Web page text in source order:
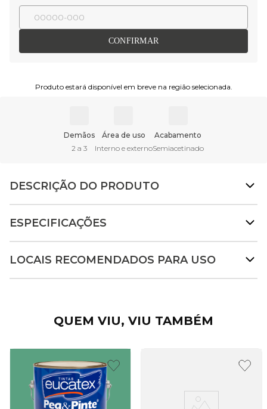
CONFIRMAR
Produto estará disponível em breve na região selecionada.
Demãos
2 a 3
Área de uso
Interno e externo
Acabamento
Semiacetinado
DESCRIÇÃO DO PRODUTO
ESPECIFICAÇÕES
LOCAIS RECOMENDADOS PARA USO
QUEM VIU, VIU TAMBÉM